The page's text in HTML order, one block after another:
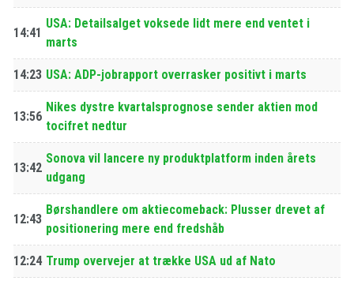
14:41
USA: Detailsalget voksede lidt mere end ventet i
marts
14:23 USA: ADP-jobrapport overrasker positivt i marts
13:56
Nikes dystre kvartalsprognose sender aktien mod
tocifret nedtur
13:42
Sonova vil lancere ny produktplatform inden årets
udgang
12:43
Børshandlere om aktiecomeback: Plusser drevet af
positionering mere end fredshåb
12:24 Trump overvejer at trække USA ud af Nato